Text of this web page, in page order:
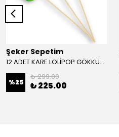
Şeker Sepetim
12 ADET KARE LOLİPOP GÖKKUŞAĞI
%25
₺ 299.00
₺ 225.00